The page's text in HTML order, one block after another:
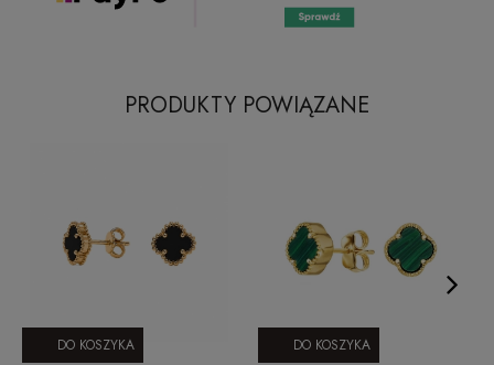
PRODUKTY POWIĄZANE
DO KOSZYKA DO KOSZYKA